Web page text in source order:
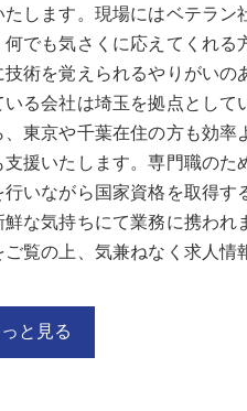
します。現場にはベテラ
でも気さくに応えてくれ
術を覚えられるやりがいの
る会社は埼玉を拠点とし
東京や千葉在住の方も効率
援いたします。専門職の
いながら国家資格を取得す
な気持ちにて業務に携われ
覧の上、気兼ねなく求人情
と見る